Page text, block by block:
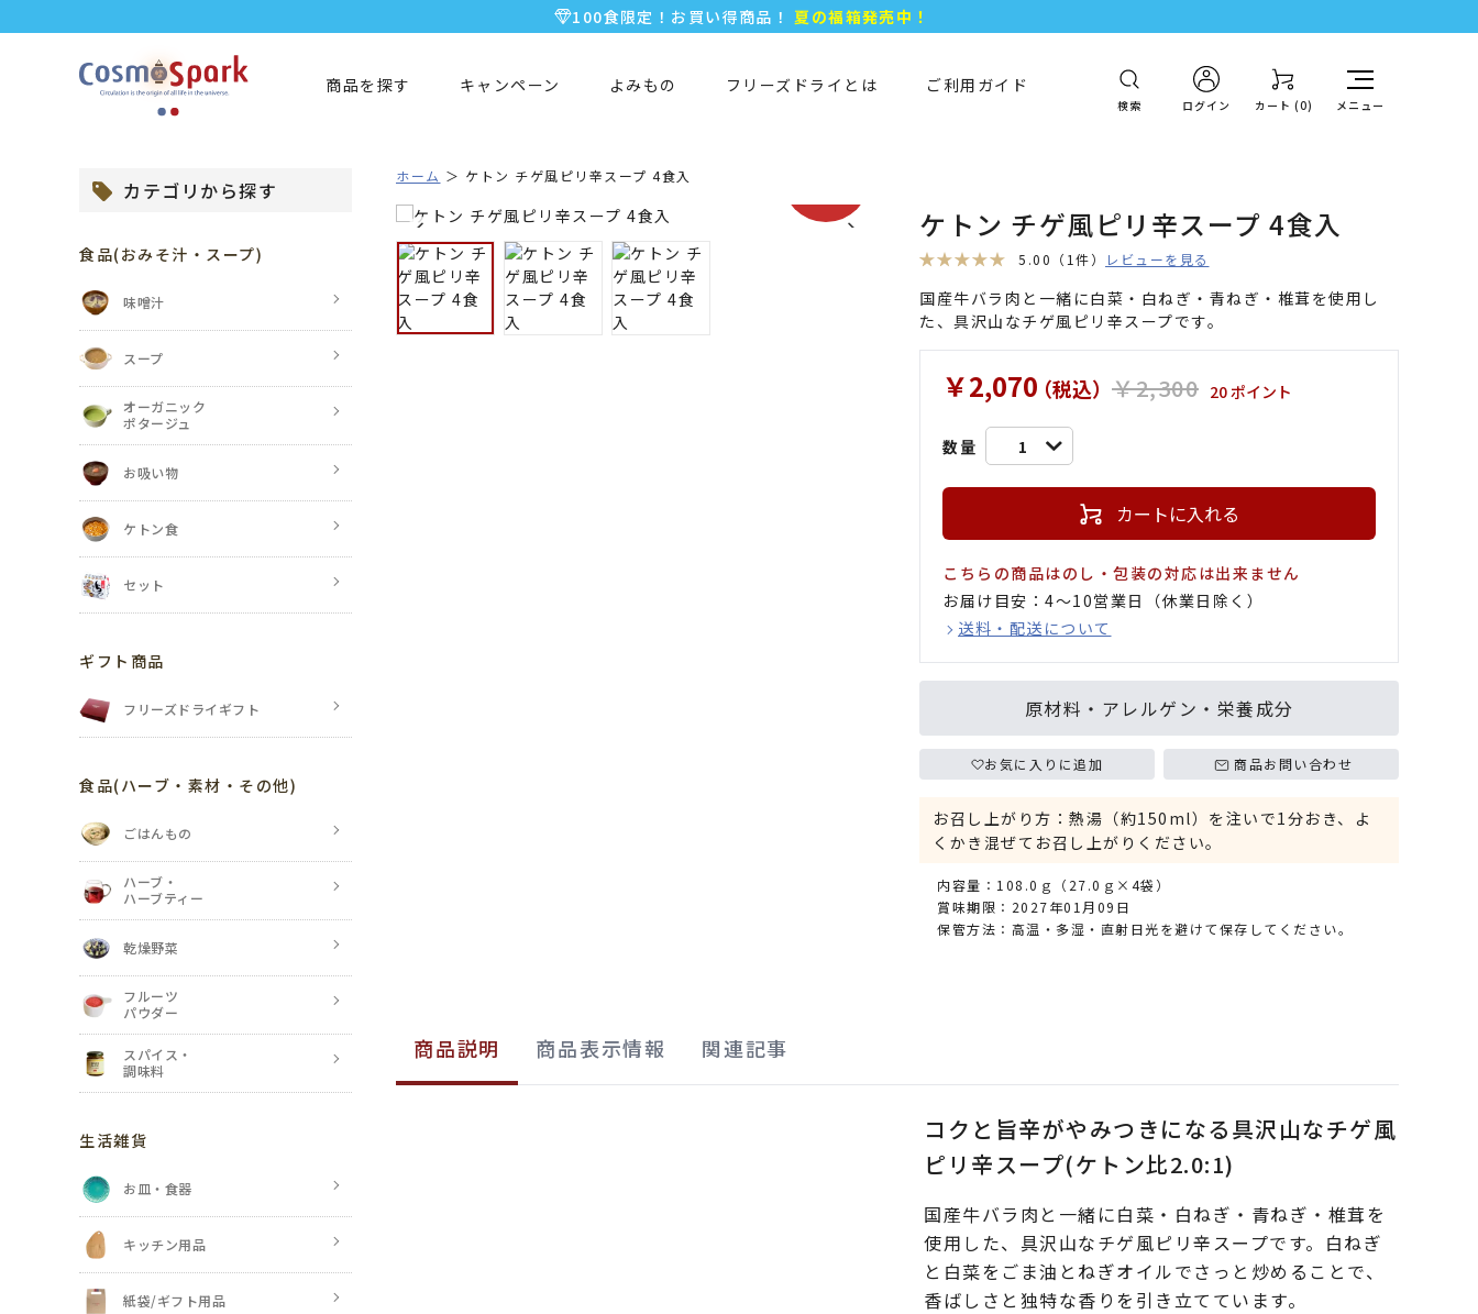
5,000円以上のお買い物で全国一律送料無料♪
商品を探す キャンペーン よみもの フリーズドライとは ご利用ガイド
検索 ログイン カート (0) メニュー
ホーム ケトン チゲ風ピリ辛スープ 4食入
ケトン チゲ風ピリ辛スープ 4食入
5.00 （1件） レビューを見る
国産牛バラ肉と一緒に白菜・白ねぎ・青ねぎ・椎茸を使用し
た、具沢山なチゲ風ピリ辛スープです。
￥2,070（税込） ￥2,300 20 ポイント
数量 1
カートに入れる
こちらの商品はのし・包装の対応は出来ません
お届け目安：4〜10営業日（休業日除く）
送料・配送について
原材料・アレルゲン・栄養成分
お気に入りに追加 商品お問い合わせ
お召し上がり方：熱湯（約150ml）を注いで1分おき、よ
くかき混ぜてお召し上がりください。
内容量：108.0ｇ（27.0ｇ×4袋）
賞味期限：2027年01月09日
保管方法：高温・多湿・直射日光を避けて保存してください。
商品説明 商品表示情報 関連記事
コクと旨辛がやみつきになる具沢山なチゲ風
ピリ辛スープ(ケトン比2.0:1)
国産牛バラ肉と一緒に白菜・白ねぎ・青ねぎ・椎茸を
使用した、具沢山なチゲ風ピリ辛スープです。白ねぎ
と白菜をごま油とねぎオイルでさっと炒めることで、
香ばしさと独特な香りを引き立てています。
カテゴリから探す
食品(おみそ汁・スープ)
味噌汁
スープ
オーガニック
ポタージュ
お吸い物
ケトン食
セット
ギフト商品
フリーズドライギフト
食品(ハーブ・素材・その他)
ごはんもの
ハーブ・
ハーブティー
乾燥野菜
フルーツ
パウダー
スパイス・
調味料
生活雑貨
お皿・食器
キッチン用品
紙袋/ギフト用品